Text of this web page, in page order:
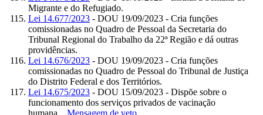
Migrante e do Refugiado.
Lei 14.677/2023 - DOU 19/09/2023 - Cria funções
comissionadas no Quadro de Pessoal da Secretaria do
Tribunal Regional do Trabalho da 22ª Região e dá outras
providências.
Lei 14.676/2023 - DOU 19/09/2023 - Cria funções
comissionadas no Quadro de Pessoal do Tribunal de Justiça
do Distrito Federal e dos Territórios.
Lei 14.675/2023 - DOU 15/09/2023 - Dispõe sobre o
funcionamento dos serviços privados de vacinação
humana. Mensagem de veto